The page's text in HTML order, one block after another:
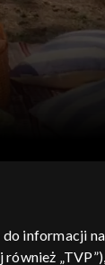
informacji
„TVP”),